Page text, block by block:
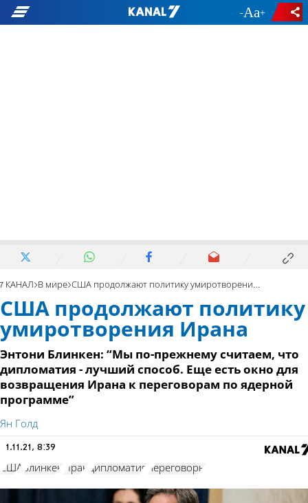
- +
7 КАНАЛ В мире США продолжают политику умиротворения Ирана
США продолжают политику
умиротворения Ирана
Энтони Блинкен: “Мы по-прежнему считаем, что
дипломатия - лучший способ. Еще есть окно для
возвращения Ирана к переговорам по ядерной
программе”
Ян Голд
1.11.21, 8:39
США Блинкен Иран дипломатия переговоры